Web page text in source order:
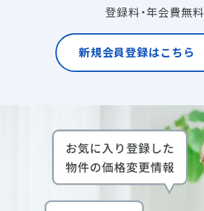
登録料・年会費無料
新規会員登録はこちら